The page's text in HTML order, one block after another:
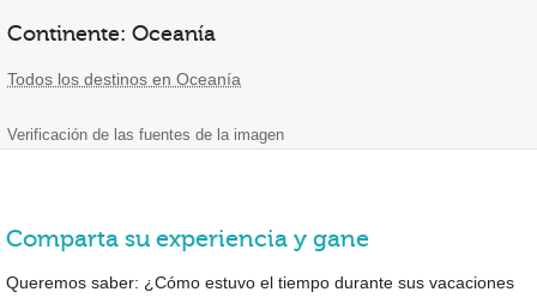
Continente: Oceanía
Todos los destinos en Oceanía
Verificación de las fuentes de la imagen
Comparta su experiencia y gane
Queremos saber: ¿Cómo estuvo el tiempo durante sus vacaciones